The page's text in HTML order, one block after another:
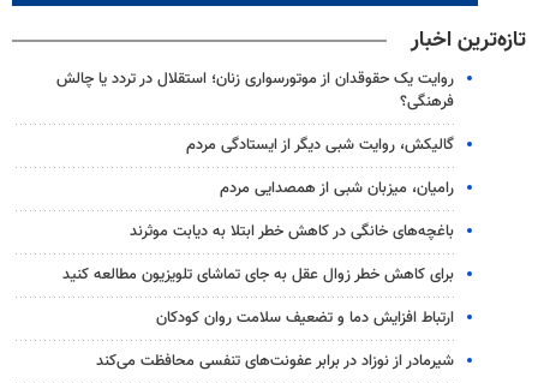
تازه‌ترین اخبار
روایت یک حقوقدان از موتورسواری زنان؛ استقلال در تردد یا چالش
فرهنگی؟
گالیکش، روایت شبی دیگر از ایستادگی مردم
رامیان، میزبان شبی از همصدایی مردم
باغچه‌های خانگی در کاهش خطر ابتلا به دیابت موثرند
برای کاهش خطر زوال عقل به جای تماشای تلویزیون مطالعه کنید
ارتباط افزایش دما و تضعیف سلامت روان کودکان
شیرمادر از نوزاد در برابر عفونت‌های تنفسی محافظت می‌کند